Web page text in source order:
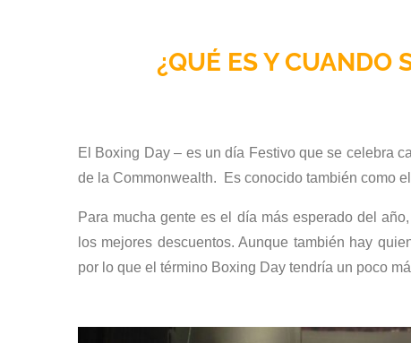
¿QUÉ ES Y CUANDO
El Boxing Day – es un día Festivo que se celebra
de la Commonwealth. Es conocido también como
Para mucha gente es el día más esperado del
los mejores descuentos. Aunque también hay
por lo que el término Boxing Day tendría un poco